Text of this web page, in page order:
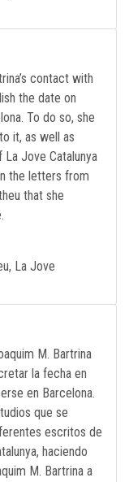
contact with
the date on
To do so, she
it, as well as
Jove Catalunya
the letters from
that she
La Jove
M. Bartrina
la fecha en
en Barcelona.
que se
escritos de
haciendo
M. Bartrina a